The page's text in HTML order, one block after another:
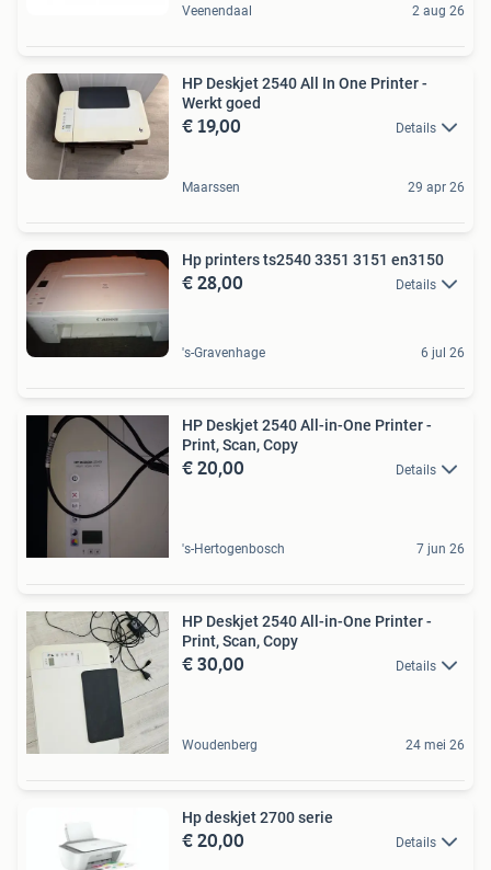
Veenendaal 2 aug 26
HP Deskjet 2540 All In One Printer -
Werkt goed
€ 19,00 Details
Maarssen 29 apr 26
Hp printers ts2540 3351 3151 en3150
€ 28,00 Details
's-Gravenhage 6 jul 26
HP Deskjet 2540 All-in-One Printer -
Print, Scan, Copy
€ 20,00 Details
's-Hertogenbosch 7 jun 26
HP Deskjet 2540 All-in-One Printer -
Print, Scan, Copy
€ 30,00 Details
Woudenberg 24 mei 26
Hp deskjet 2700 serie
€ 20,00 Details